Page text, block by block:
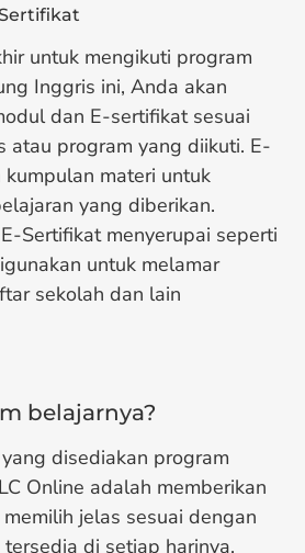
untuk mengikuti program
Inggris ini, Anda akan
dan E-sertifikat sesuai
atau program yang diikuti. E-
materi untuk
yang diberikan.
Sertifikat menyerupai seperti
untuk melamar
sekolah dan lain
belajarnya?
disediakan program
Online adalah memberikan
jelas sesuai dengan
di setiap harinya.